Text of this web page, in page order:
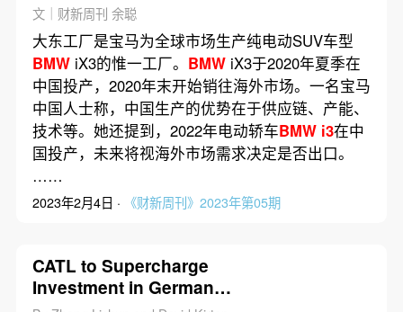
文｜财新周刊 余聪
大东工厂是宝马为全球市场生产纯电动SUV车型
BMWiX3的惟一工厂。 BMWiX3于2020年夏季在
中国投产，2020年末开始销往海外市场。一名宝马
中国人士称，中国生产的优势在于供应链、产能、
技术等。她还提到，2022年电动轿车BMW i3在中
国投产，未来将视海外市场需求决定是否出口。
……
2023年2月4日 · 《财新周刊》2023年第05期
CATL to Supercharge
Investment in German